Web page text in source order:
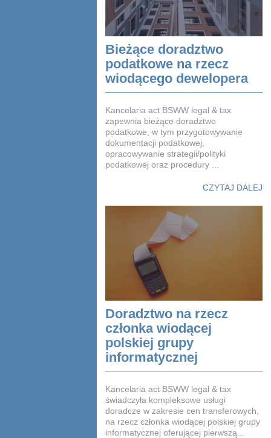
Bieżące doradztwo
podatkowe na rzecz
wiodącego dewelopera
Kancelaria act BSWW legal & tax
zapewnia bieżące doradztwo
podatkowe, w tym przygotowywanie
dokumentacji podatkowej,
opracowywanie strategii/polityki
podatkowej oraz procedury ...
CZYTAJ DALEJ
Doradztwo na rzecz
członka wiodącej
polskiej grupy
informatycznej
Kancelaria act BSWW legal & tax
świadczyła kompleksowe usługi
doradcze w zakresie cen transferowych,
na rzecz członka wiodącej polskiej grupy
informatycznej oferującej pierwszą...